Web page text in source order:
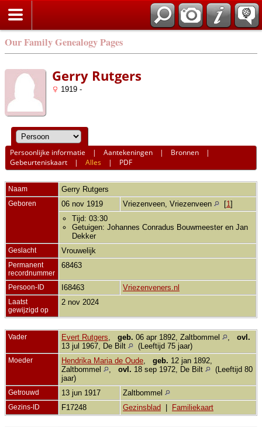
Our Family Genealogy Pages
Gerry Rutgers
1919 -
Persoonlijke informatie |Aantekeningen | Bronnen |
Gebeurteniskaart |Alles | PDF
Naam Gerry Rutgers
Geboren 06 nov 1919 Vriezenveen, Vriezenveen [1 ]
Tijd: 03:30
Getuigen: Johannes Conradus Bouwmeester en Jan
Dekker
Geslacht Vrouwelijk
Permanent
recordnummer
68463
Persoon-ID I68463 Vriezenveners.nl
Laatst
gewijzigd op
2 nov 2024
Vader Evert Rutgers geb. 06 apr 1892, Zaltbommel
ovl.
13 jul 1967, De Bilt
(Leeftijd 75 jaar)
Moeder Hendrika Maria de Oude geb. 12 jan 1892,
Zaltbommel
ovl. 18 sep 1972, De Bilt
(Leeftijd 80
jaar)
Getrouwd 13 jun 1917 Zaltbommel
Gezins-ID F17248 Gezinsblad Familiekaart